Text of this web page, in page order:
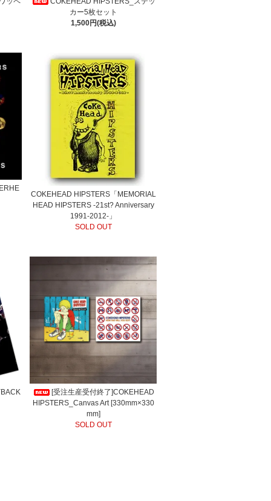
カー5枚セット
1,500円(税込)
COKEHEAD HIPSTERS「MEMORIAL
HEAD HIPSTERS -21st? Anniversary
1991‐2012-」
SOLD OUT
[受注生産受付終了]COKEHEAD
HIPSTERS_Canvas Art [330mm×330
mm]
SOLD OUT